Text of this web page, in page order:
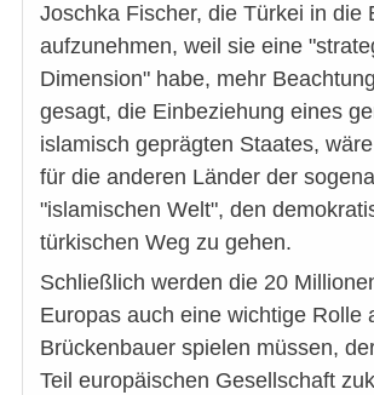
Joschka Fischer, die Türkei in die
aufzunehmen, weil sie eine
Dimension" habe, mehr
gesagt, die Einbeziehung eines
islamisch geprägten Staates, wäre
für die anderen Länder der
"islamischen Welt", den
türkischen Weg zu gehen.
Schließlich werden die 20
Europas auch eine wichtige Rolle
Brückenbauer spielen müssen,
Teil europäischen Gesellschaft